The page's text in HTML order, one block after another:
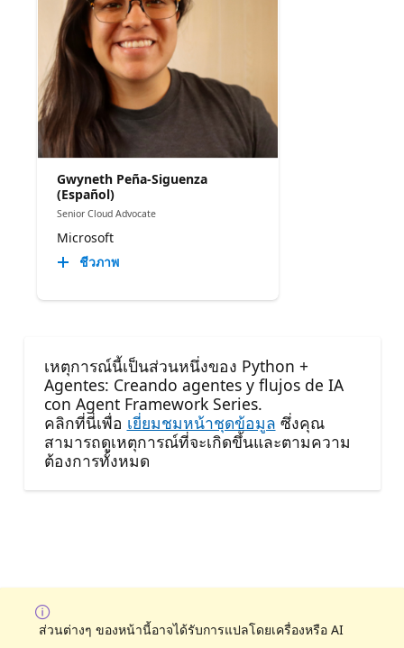
Gwyneth Peña-Siguenza
(Español)
Senior Cloud Advocate
Microsoft
ชีวภาพ
เหตุการณ์นี้เป็นส่วนหนึ่งของ Python +
Agentes: Creando agentes y flujos de IA
con Agent Framework Series.
คลิกที่นี่เพื่อ เยี่ยมชมหน้าชุดข้อมูล ซึ่งคุณ
สามารถดูเหตุการณ์ที่จะเกิดขึ้นและตามความ
ต้องการทั้งหมด
ส่วนต่างๆ ของหน้านี้อาจได้รับการแปลโดยเครื่องหรือ AI